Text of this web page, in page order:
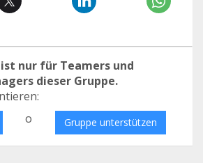
nur für Teamers und
dieser Gruppe.
o Gruppe unterstützen